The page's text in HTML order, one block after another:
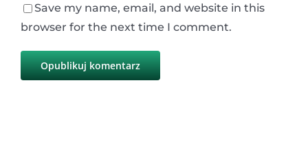
Save my name, email, and website in this
browser for the next time I comment.